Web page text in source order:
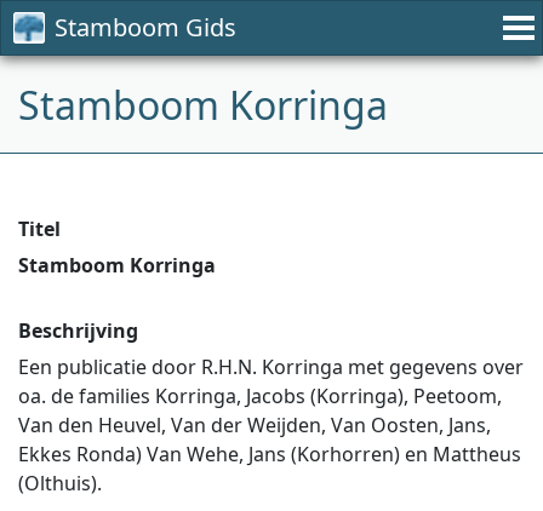
Stamboom Gids
Stamboom Korringa
Titel
Stamboom Korringa
Beschrijving
Een publicatie door R.H.N. Korringa met gegevens over
oa. de families Korringa, Jacobs (Korringa), Peetoom,
Van den Heuvel, Van der Weijden, Van Oosten, Jans,
Ekkes Ronda) Van Wehe, Jans (Korhorren) en Mattheus
(Olthuis).